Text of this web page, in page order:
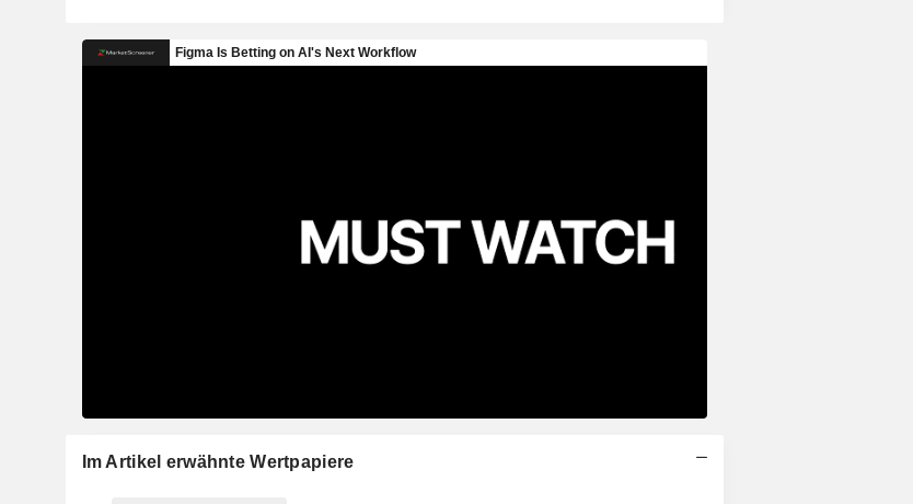
Im Artikel erwähnte Wertpapiere